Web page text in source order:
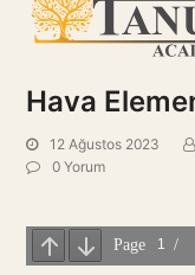
Hava
12 Ağustos 2023
0 Yorum